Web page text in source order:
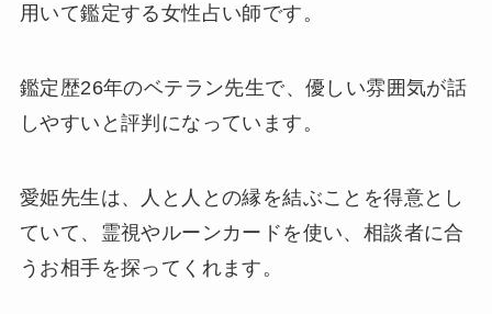
用いて鑑定する女性占い師です。
鑑定歴26年のベテラン先生で、優しい雰囲気が話
しやすいと評判になっています。
愛姫先生は、人と人との縁を結ぶことを得意とし
ていて、霊視やルーンカードを使い、相談者に合
うお相手を探ってくれます。